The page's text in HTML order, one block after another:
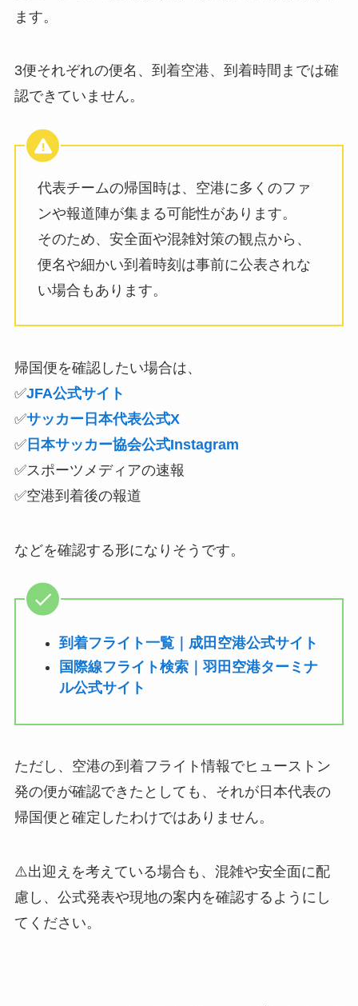
ます。
3便それぞれの便名、到着空港、到着時間までは確
認できていません。
代表チームの帰国時は、空港に多くのファ
ンや報道陣が集まる可能性があります。
そのため、安全面や混雑対策の観点から、
便名や細かい到着時刻は事前に公表されな
い場合もあります。
帰国便を確認したい場合は、
✅JFA公式サイト
✅サッカー日本代表公式X
✅日本サッカー協会公式Instagram
✅スポーツメディアの速報
✅空港到着後の報道
などを確認する形になりそうです。
到着フライト一覧｜成田空港公式サイト
国際線フライト検索｜羽田空港ターミナ
ル公式サイト
ただし、空港の到着フライト情報でヒューストン
発の便が確認できたとしても、それが日本代表の
帰国便と確定したわけではありません。
⚠️出迎えを考えている場合も、混雑や安全面に配
慮し、公式発表や現地の案内を確認するようにし
てください。